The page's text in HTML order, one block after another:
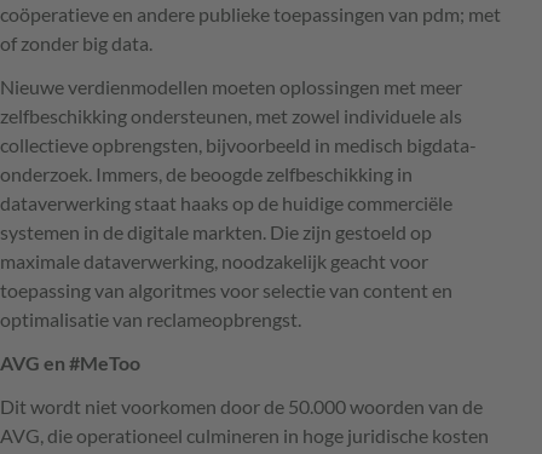
coöperatieve en andere publieke toepassingen van pdm; met
of zonder big data.
Nieuwe verdienmodellen moeten oplossingen met meer
zelfbeschikking ondersteunen, met zowel individuele als
collectieve opbrengsten, bijvoorbeeld in medisch bigdata-
onderzoek. Immers, de beoogde zelfbeschikking in
dataverwerking staat haaks op de huidige commerciële
systemen in de digitale markten. Die zijn gestoeld op
maximale dataverwerking, noodzakelijk geacht voor
toepassing van algoritmes voor selectie van content en
optimalisatie van reclameopbrengst.
AVG en #MeToo
Dit wordt niet voorkomen door de 50.000 woorden van de
AVG , die operationeel culmineren in hoge juridische kosten